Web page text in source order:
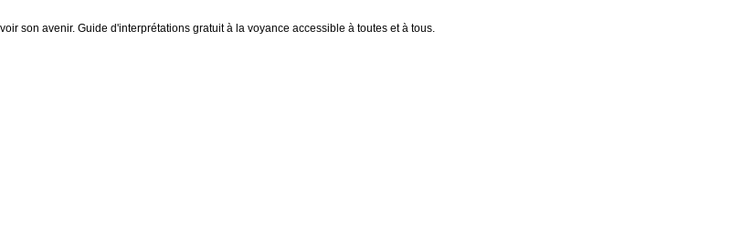
son avenir. Guide d'interprétations gratuit à la voyance accessible à toutes et à tous.